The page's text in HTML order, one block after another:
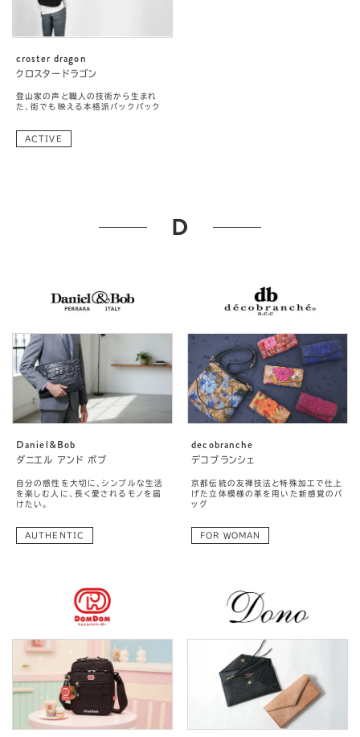
croster dragon
クロスタードラゴン
登山家の声と職人の技術から生まれ
た、街でも映える本格派バックパック
ACTIVE
D
Daniel&Bob
ダニエル アンド ボブ
自分の感性を大切に、シンプルな生活
を楽しむ人に、長く愛されるモノを届
けたい。
AUTHENTIC
decobranche
デコブランシェ
京都伝統の友禅技法と特殊加工で仕上
げた立体模様の革を用いた新感覚のバ
ッグ
FOR WOMAN